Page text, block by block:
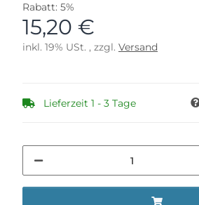
Rabatt: 5%
15,20 €
inkl. 19% USt. , zzgl. Versand
Lieferzeit 1 - 3 Tage